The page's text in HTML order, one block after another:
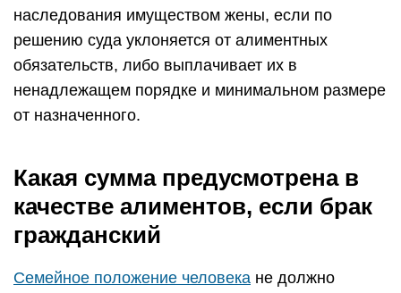
наследования имуществом жены, если по
решению суда уклоняется от алиментных
обязательств, либо выплачивает их в
ненадлежащем порядке и минимальном размере
от назначенного.
Какая сумма предусмотрена в
качестве алиментов, если брак
гражданский
Семейное положение человека не должно